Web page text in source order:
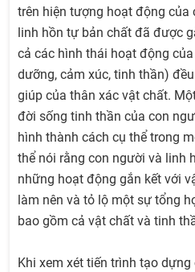
trên hiện tượng hoạt động của
linh hồn tự bản chất đã được
cả các hình thái hoạt động
dưỡng, cảm xúc, tinh thần)
giúp của thân xác vật chất.
đời sống tinh thần của con
hình thành cách cụ thể trong
thể nói rằng con người và linh
những hoạt động gắn kết với
làm nên và tỏ lộ một sự tổng
bao gồm cả vật chất và tinh
Khi xem xét tiến trình tạo dựng